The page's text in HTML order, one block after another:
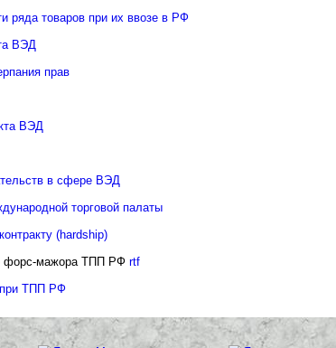
ряда товаров при их ввозе в РФ
ВЭД
прав
ВЭД
в сфере ВЭД
торговой палаты
(hardship)
форс-мажора ТПП РФ rtf
при ТПП РФ